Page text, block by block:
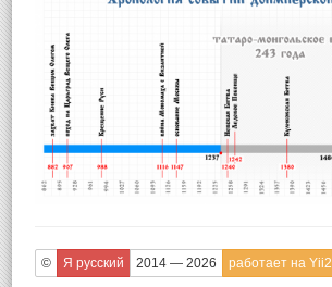
© Я русский 2014 — 2026 работает на Yii2